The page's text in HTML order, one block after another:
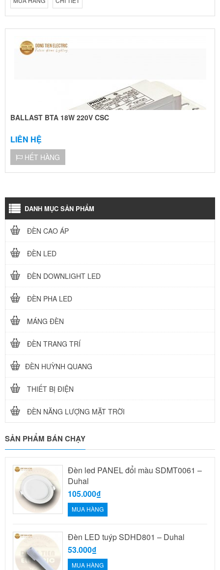
BALLAST BTA 18W 220V CSC
LIÊN HỆ
HẾT HÀNG
DANH MỤC SẢN PHẨM
ĐÈN CAO ÁP
ĐÈN LED
ĐÈN DOWNLIGHT LED
ĐÈN PHA LED
MÁNG ĐÈN
ĐÈN TRANG TRÍ
ĐÈN HUỲNH QUANG
THIẾT BỊ ĐIỆN
ĐÈN NĂNG LƯỢNG MẶT TRỜI
SẢN PHẨM BÁN CHẠY
Đèn led PANEL đổi màu SDMT0061 –
Duhal
105.000₫
MUA HÀNG
Đèn LED tuýp SDHD801 – Duhal
53.000₫
MUA HÀNG